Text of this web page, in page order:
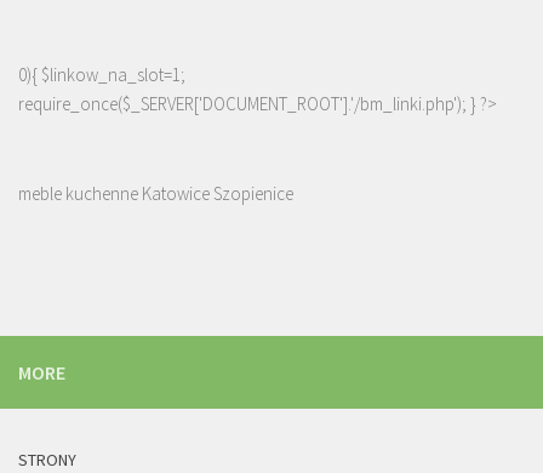
0){ $linkow_na_slot=1;
require_once($_SERVER['DOCUMENT_ROOT'].'/bm_linki.php'); } ?>
meble kuchenne Katowice Szopienice
MORE
STRONY